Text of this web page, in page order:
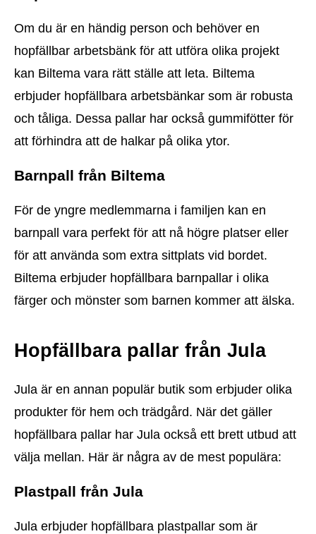
Om du är en händig person och behöver en
hopfällbar arbetsbänk för att utföra olika projekt
kan Biltema vara rätt ställe att leta. Biltema
erbjuder hopfällbara arbetsbänkar som är robusta
och tåliga. Dessa pallar har också gummifötter för
att förhindra att de halkar på olika ytor.
Barnpall från Biltema
För de yngre medlemmarna i familjen kan en
barnpall vara perfekt för att nå högre platser eller
för att använda som extra sittplats vid bordet.
Biltema erbjuder hopfällbara barnpallar i olika
färger och mönster som barnen kommer att älska.
Hopfällbara pallar från Jula
Jula är en annan populär butik som erbjuder olika
produkter för hem och trädgård. När det gäller
hopfällbara pallar har Jula också ett brett utbud att
välja mellan. Här är några av de mest populära:
Plastpall från Jula
Jula erbjuder hopfällbara plastpallar som är